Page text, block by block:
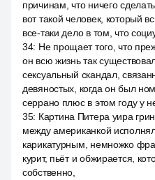
причинам, что ничего
вот такой человек, который
все-таки дело в том, что
34: Не прощает того, что
он всю жизнь так
сексуальный скандал,
девяностых, когда он был
серрано плюс в этом году у
35: Картина Питера уира
между американкой
карикатурным, немножко
курит, пьёт и обжирается,
собственно,